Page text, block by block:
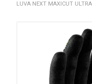
LUVA NEXT MAXICUT